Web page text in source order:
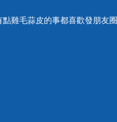
雞毛蒜皮的事都喜歡發朋友圈